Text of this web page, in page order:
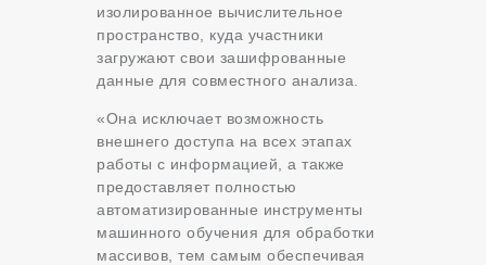
изолированное вычислительное
пространство, куда участники
загружают свои зашифрованные
данные для совместного анализа.
«Она исключает возможность
внешнего доступа на всех этапах
работы с информацией, а также
предоставляет полностью
автоматизированные инструменты
машинного обучения для обработки
массивов, тем самым обеспечивая